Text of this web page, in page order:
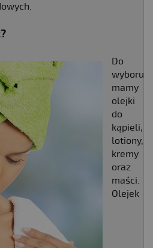
Do
wyboru
mamy
olejki
do
kąpieli,
lotiony,
kremy
oraz
maści.
Olejek